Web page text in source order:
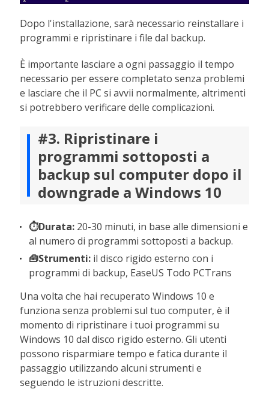
Dopo l'installazione, sarà necessario reinstallare i
programmi e ripristinare i file dal backup.
È importante lasciare a ogni passaggio il tempo
necessario per essere completato senza problemi
e lasciare che il PC si avvii normalmente, altrimenti
si potrebbero verificare delle complicazioni.
#3. Ripristinare i
programmi sottoposti a
backup sul computer dopo il
downgrade a Windows 10
⏱️Durata: 20-30 minuti, in base alle dimensioni e
al numero di programmi sottoposti a backup.
🧰Strumenti: il disco rigido esterno con i
programmi di backup, EaseUS Todo PCTrans
Una volta che hai recuperato Windows 10 e
funziona senza problemi sul tuo computer, è il
momento di ripristinare i tuoi programmi su
Windows 10 dal disco rigido esterno. Gli utenti
possono risparmiare tempo e fatica durante il
passaggio utilizzando alcuni strumenti e
seguendo le istruzioni descritte.